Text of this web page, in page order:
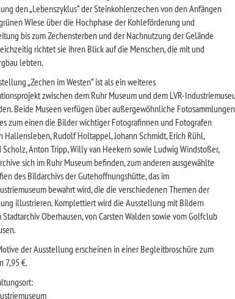
den „Lebenszyklus“ der Steinkohlenzechen von den Anfängen
Wiese über die Hochphase der Kohleförderung und
bis zum Zechensterben und der Nachnutzung der Gelände
richtet sie ihren Blick auf die Menschen, die mit und
lebten.
„Zechen im Westen“ ist als ein weiteres
zwischen dem Ruhr Museum und dem LVR-
Beide Museen verfügen über außergewöhnliche
zum einen die Bilder wichtiger Fotografinnen und Fotografen
Hallensleben, Rudolf Holtappel, Johann Schmidt, Erich Rühl,
Scholz, Anton Tripp, Willy van Heekern sowie Ludwig Windstoßer,
sich im Ruhr Museum befinden, zum anderen ausgewählte
des Bildarchivs der Gutehoffnungshütte, das im
bewahrt wird, die die verschiedenen Themen der
illustrieren. Komplettiert wird die Ausstellung mit Bildern
Stadtarchiv Oberhausen, von Carsten Walden sowie vom Golfclub
der Ausstellung erscheinen in einer Begleitbroschüre zum
7,95 €.